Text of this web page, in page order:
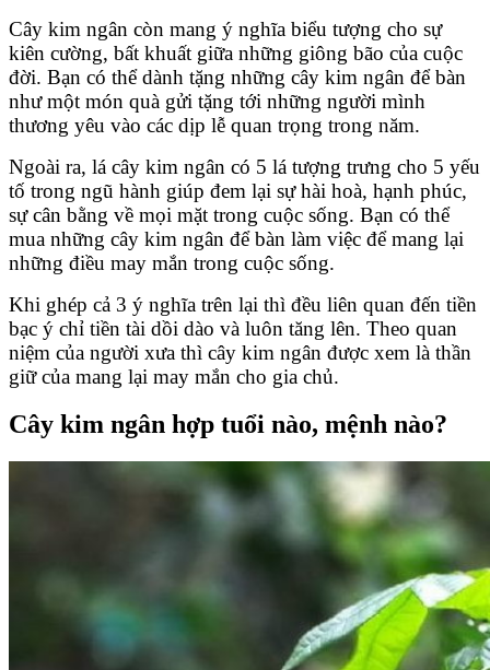
Cây kim ngân còn mang ý nghĩa biểu tượng cho sự
kiên cường, bất khuất giữa những giông bão của cuộc
đời. Bạn có thể dành tặng những cây kim ngân để bàn
như một món quà gửi tặng tới những người mình
thương yêu vào các dịp lễ quan trọng trong năm.
Ngoài ra, lá cây kim ngân có 5 lá tượng trưng cho 5 yếu
tố trong ngũ hành giúp đem lại sự hài hoà, hạnh phúc,
sự cân bằng về mọi mặt trong cuộc sống. Bạn có thể
mua những cây kim ngân để bàn làm việc để mang lại
những điều may mắn trong cuộc sống.
Khi ghép cả 3 ý nghĩa trên lại thì đều liên quan đến tiền
bạc ý chỉ tiền tài dồi dào và luôn tăng lên. Theo quan
niệm của người xưa thì cây kim ngân được xem là thần
giữ của mang lại may mắn cho gia chủ.
Cây kim ngân hợp tuổi nào, mệnh nào?